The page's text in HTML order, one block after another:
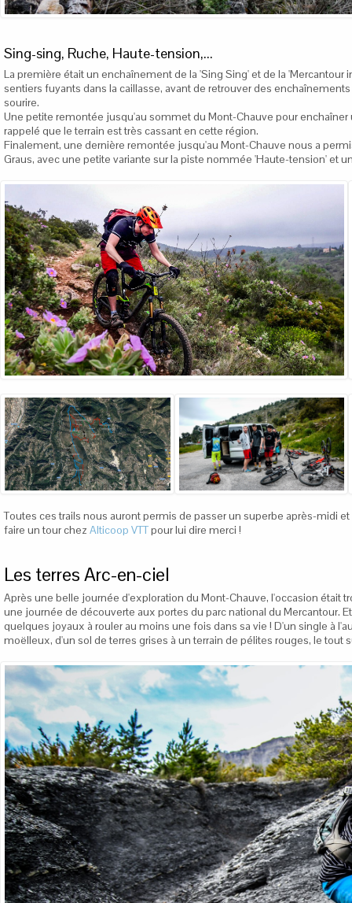
Sing-sing, Ruche, Haute-tension,...
La première était un enchaînement de la 'Sing Sing' et de la
sentiers fuyants dans la caillasse, avant de retrouver des
sourire.
Une petite remontée jusqu'au sommet du Mont-Chauve pour enchaîner
rappelé que le terrain est très cassant en cette région.
Finalement, une dernière remontée jusqu'au Mont-Chauve nous a
Graus, avec une petite variante sur la piste nommée 'Haute-tension' et
Toutes ces trails nous auront permis de passer un superbe après-midi
faire un tour chez Alticoop VTTpour lui dire merci !
Les terres Arc-en-ciel
Après une belle journée d'exploration du Mont-Chauve, l'occasion était
une journée de découverte aux portes du parc national du Mercantour.
quelques joyaux à rouler au moins une fois dans sa vie ! D'un single à
moëlleux, d'un sol de terres grises à un terrain de pélites rouges, le